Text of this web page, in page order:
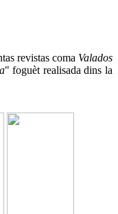
revistas coma Valados
" foguèt realisada dins la